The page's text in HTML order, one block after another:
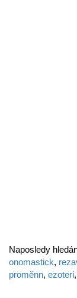
Naposledy
onomastick,
proměnn, ezoteri,